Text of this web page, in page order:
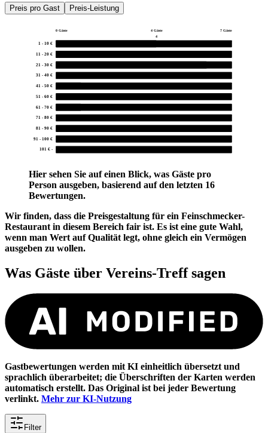
Preis pro Gast Preis-Leistung
0 Gäste 4 Gäste
7 Gäste
4
1 - 10 €
11 - 20 €
21 - 30 €
31 - 40 €
41 - 50 €
51 - 60 €
61 - 70 €
71 - 80 €
81 - 90 €
91 - 100 €
101 € -
Hier sehen Sie auf einen Blick, was Gäste pro
Person ausgeben, basierend auf den letzten 16
Bewertungen.
Wir finden, dass die Preisgestaltung für ein Feinschmecker-
Restaurant in diesem Bereich fair ist. Es ist eine gute Wahl,
wenn man Wert auf Qualität legt, ohne gleich ein Vermögen
ausgeben zu wollen.
Was Gäste über Vereins-Treffsagen
Gastbewertungen werden mit KI einheitlich übersetzt und
sprachlich überarbeitet; die Überschriften der Karten werden
automatisch erstellt. Das Original ist bei jeder Bewertung
verlinkt. Mehr zur KI-Nutzung
Filter